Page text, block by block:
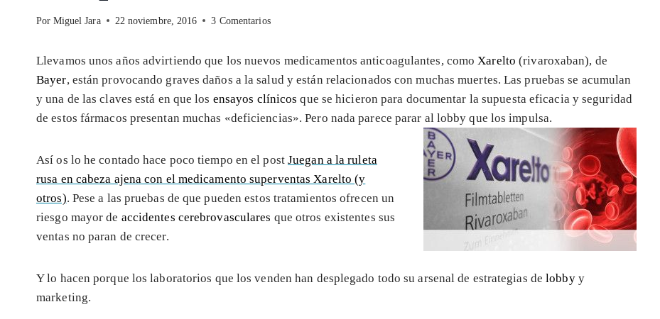
Por Miguel Jara 22 noviembre, 2016 3 Comentarios
Llevamos unos años advirtiendo que los nuevos medicamentos anticoagulantes, comoXarelto(rivaroxaban), de
Bayer, están provocando graves daños a la salud y están relacionados con muchas muertes. Las pruebas se acumulan
y una de las claves está en que los ensayos clínicos que se hicieron para documentar la supuesta eficacia y seguridad
de estos fármacos presentan muchas «deficiencias». Pero nada parece parar al lobby que los impulsa.
Así os lo he contado hace poco tiempo en el post Juegan a la ruleta
rusa en cabeza ajena con el medicamento superventas Xarelto (y
otros). Pese a las pruebas de que pueden estos tratamientos ofrecen un
riesgo mayor de accidentes cerebrovasculares que otros existentes sus
ventas no paran de crecer.
Y lo hacen porque los laboratorios que los venden han desplegado todo su arsenal de estrategias delobbyy
marketing.